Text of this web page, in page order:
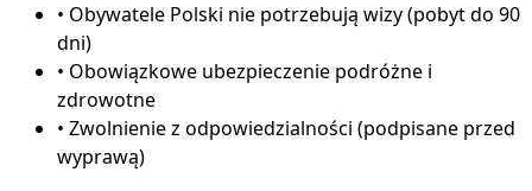
• Obywatele Polski nie potrzebują wizy (pobyt do 90
dni)
• Obowiązkowe ubezpieczenie podróżne i
zdrowotne
• Zwolnienie z odpowiedzialności (podpisane przed
wyprawą)